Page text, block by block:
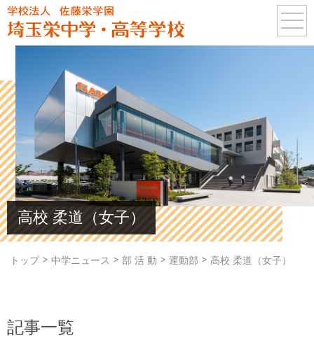
高校 柔道（女子）
トップ> 中学ニュース > 部 活 動 > 運動部 > 高校 柔道（女子）
記事一覧